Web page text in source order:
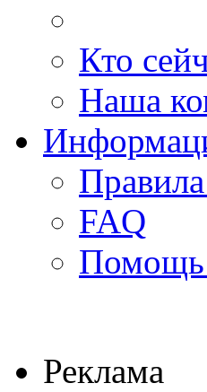
Кто
Наша
FAQ
Помощь
Реклама